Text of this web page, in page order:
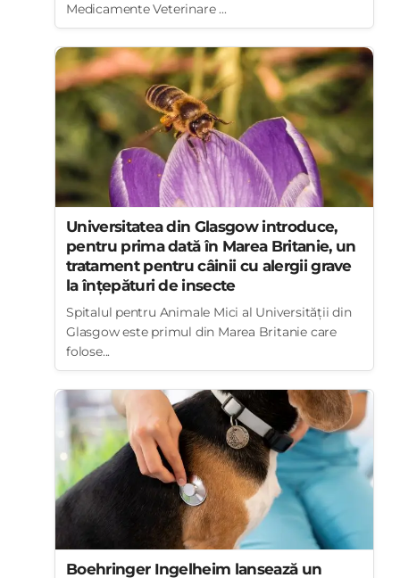
Medicamente Veterinare ...
Universitatea din Glasgow introduce,
pentru prima dată în Marea Britanie, un
tratament pentru câinii cu alergii grave
la înțepături de insecte
Spitalul pentru Animale Mici al Universității din
Glasgow este primul din Marea Britanie care
folose...
Boehringer Ingelheim lansează un